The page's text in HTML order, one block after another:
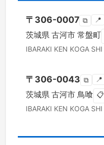
〒 306-0007 ⧉ 📍
茨城県 古河市 常盤町
IBARAKI KEN KOGA SHI
〒 306-0043 ⧉ 📍
茨城県 古河市 鳥喰 📋
IBARAKI KEN KOGA SHI